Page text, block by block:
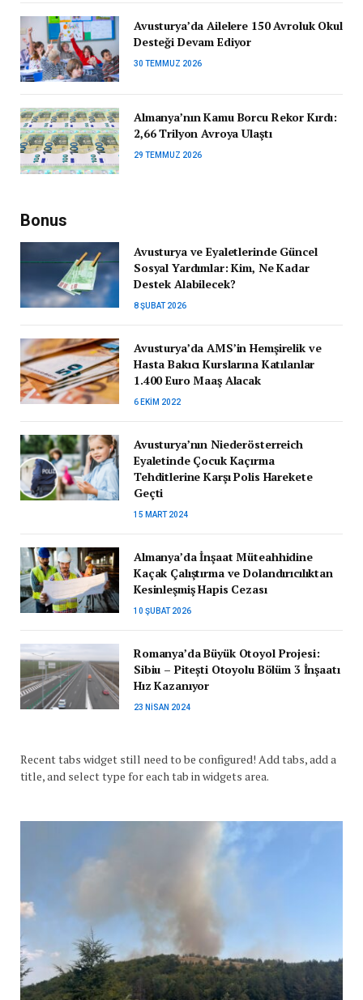
Avusturya’da Ailelere 150 Avroluk Okul
Desteği Devam Ediyor
30 TEMMUZ 2026
Almanya’nın Kamu Borcu Rekor Kırdı:
2,66 Trilyon Avroya Ulaştı
29 TEMMUZ 2026
Bonus
Avusturya ve Eyaletlerinde Güncel
Sosyal Yardımlar: Kim, Ne Kadar
Destek Alabilecek?
8 ŞUBAT 2026
Avusturya’da AMS’in Hemşirelik ve
Hasta Bakıcı Kurslarına Katılanlar
1.400 Euro Maaş Alacak
6 EKIM 2022
Avusturya’nın Niederösterreich
Eyaletinde Çocuk Kaçırma
Tehditlerine Karşı Polis Harekete
Geçti
15 MART 2024
Almanya’da İnşaat Müteahhidine
Kaçak Çalıştırma ve Dolandırıcılıktan
Kesinleşmiş Hapis Cezası
10 ŞUBAT 2026
Romanya’da Büyük Otoyol Projesi:
Sibiu – Pitești Otoyolu Bölüm 3 İnşaatı
Hız Kazanıyor
23 NISAN 2024
Recent tabs widget still need to be configured! Add tabs, add a
title, and select type for each tab in widgets area.